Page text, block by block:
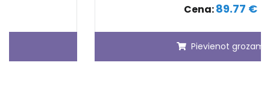
89.77 €
Pievienot grozam